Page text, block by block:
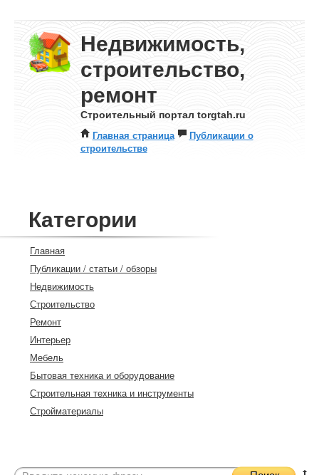
Недвижимость,
строительство,
ремонт
Строительный портал torgtah.ru
Главная страница
Публикации о
строительстве
Категории
Главная
Публикации / статьи / обзоры
Недвижимость
Строительство
Ремонт
Интерьер
Мебель
Бытовая техника и оборудование
Строительная техника и инструменты
Стройматериалы